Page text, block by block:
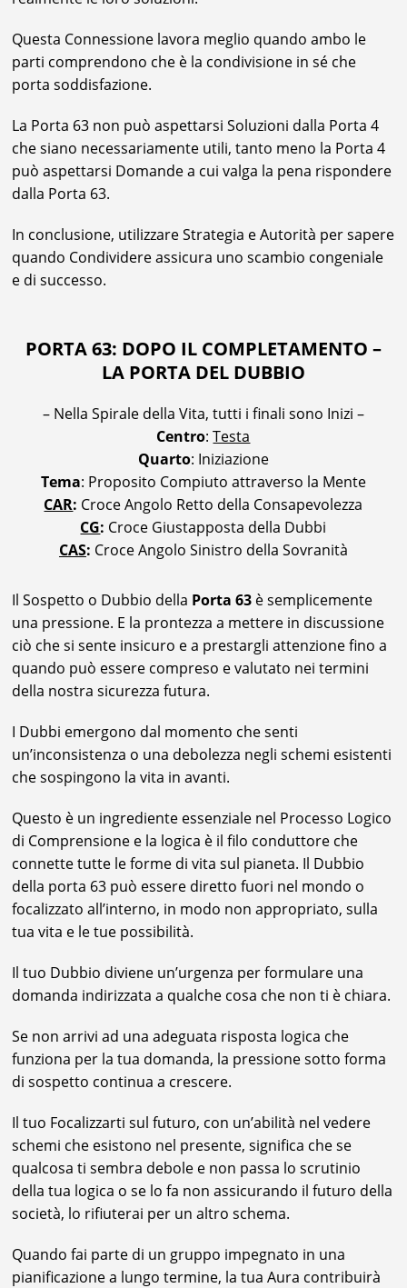
Questa Connessione lavora meglio quando ambo le
parti comprendono che è la condivisione in sé che
porta soddisfazione.
La Porta 63 non può aspettarsi Soluzioni dalla Porta 4
che siano necessariamente utili, tanto meno la Porta 4
può aspettarsi Domande a cui valga la pena rispondere
dalla Porta 63.
In conclusione, utilizzare Strategia e Autorità per sapere
quando Condividere assicura uno scambio congeniale
e di successo.
PORTA 63: DOPO IL COMPLETAMENTO –
LA PORTA DEL DUBBIO
– Nella Spirale della Vita, tutti i finali sono Inizi –
Centro:Testa
Quarto: Iniziazione
Tema: Proposito Compiuto attraverso la Mente
CAR: Croce Angolo Retto della Consapevolezza
CG: Croce Giustapposta della Dubbi
CAS: Croce Angolo Sinistro della Sovranità
Il Sospetto o Dubbio della Porta 63 è semplicemente
una pressione. E la prontezza a mettere in discussione
ciò che si sente insicuro e a prestargli attenzione fino a
quando può essere compreso e valutato nei termini
della nostra sicurezza futura.
I Dubbi emergono dal momento che senti
un’inconsistenza o una debolezza negli schemi esistenti
che sospingono la vita in avanti.
Questo è un ingrediente essenziale nel Processo Logico
di Comprensione e la logica è il filo conduttore che
connette tutte le forme di vita sul pianeta. Il Dubbio
della porta 63 può essere diretto fuori nel mondo o
focalizzato all’interno, in modo non appropriato, sulla
tua vita e le tue possibilità.
Il tuo Dubbio diviene un’urgenza per formulare una
domanda indirizzata a qualche cosa che non ti è chiara.
Se non arrivi ad una adeguata risposta logica che
funziona per la tua domanda, la pressione sotto forma
di sospetto continua a crescere.
Il tuo Focalizzarti sul futuro, con un’abilità nel vedere
schemi che esistono nel presente, significa che se
qualcosa ti sembra debole e non passa lo scrutinio
della tua logica o se lo fa non assicurando il futuro della
società, lo rifiuterai per un altro schema.
Quando fai parte di un gruppo impegnato in una
pianificazione a lungo termine, la tua Aura contribuirà